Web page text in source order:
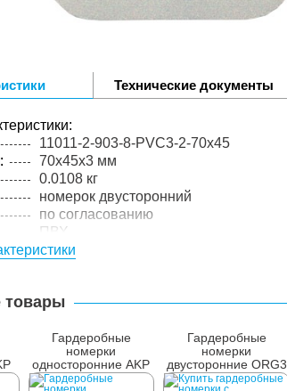
Технические документы
11011-2-903-8-PVC3-2-70x45
70x45x3 мм
0.0108 кг
номерок двусторонний
по согласованию
ПВХ
3
0.015 кг
1 шт.
товары
Гардеробные
номерки
односторонние AKP
65х45мм
Гардеробные
номерки
двусторонние ORG3
70x45 мм